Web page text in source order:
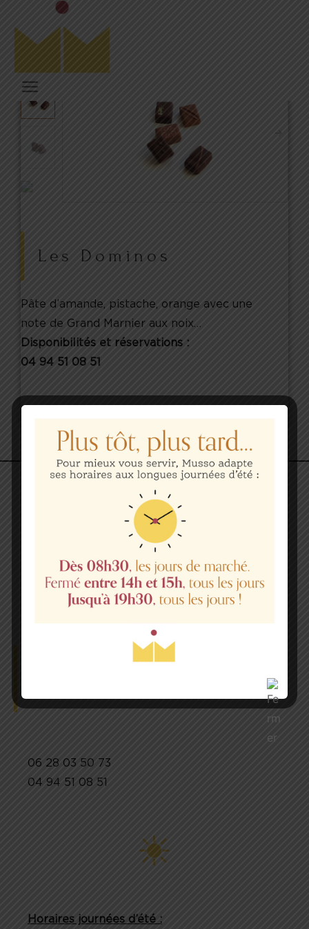
Les Dominos
Pâte d’amande, pistache, orange avec une
note de Grand Marnier aux noix…
Disponibilités et réservations :
04 94 51 08 51
06 28 03 50 73
04 94 51 08 51
Horaires journées d’été :